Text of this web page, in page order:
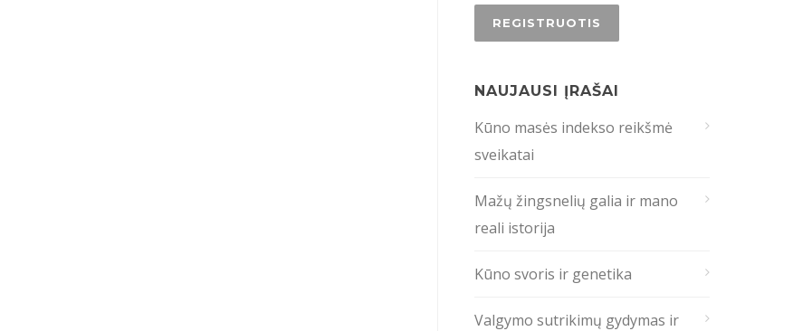
NAUJAUSI ĮRAŠAI
Kūno masės indekso reikšmė
sveikatai
Mažų žingsnelių galia ir mano
reali istorija
Kūno svoris ir genetika
Valgymo sutrikimų gydymas ir